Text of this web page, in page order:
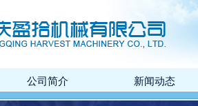
公司简介 新闻动态